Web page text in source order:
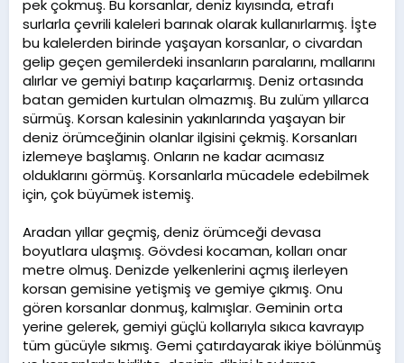
i
pek çokmuş. Bu korsanlar, deniz kıyısında, etrafı
surlarla çevrili kaleleri barınak olarak kullanırlarmış. İşte
bu kalelerden birinde yaşayan korsanlar, o civardan
gelip geçen gemilerdeki insanların paralarını, mallarını
alırlar ve gemiyi batırıp kaçarlarmış. Deniz ortasında
batan gemiden kurtulan olmazmış. Bu zulüm yıllarca
sürmüş. Korsan kalesinin yakınlarında yaşayan bir
deniz örümceğinin olanlar ilgisini çekmiş. Korsanları
izlemeye başlamış. Onların ne kadar acımasız
olduklarını görmüş. Korsanlarla mücadele edebilmek
için, çok büyümek istemiş.
Aradan yıllar geçmiş, deniz örümceği devasa
boyutlara ulaşmış. Gövdesi kocaman, kolları onar
metre olmuş. Denizde yelkenlerini açmış ilerleyen
korsan gemisine yetişmiş ve gemiye çıkmış. Onu
gören korsanlar donmuş, kalmışlar. Geminin orta
yerine gelerek, gemiyi güçlü kollarıyla sıkıca kavrayıp
tüm gücüyle sıkmış. Gemi çatırdayarak ikiye bölünmüş